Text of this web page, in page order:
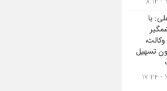
با
تسهیل